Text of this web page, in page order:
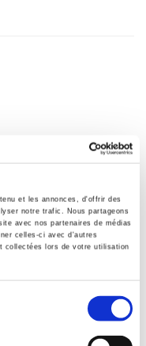
et les annonces, d'offrir des
notre trafic. Nous partageons
avec nos partenaires de médias
celles-ci avec d'autres
collectées lors de votre utilisation